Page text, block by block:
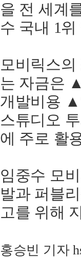
을 전 세계
수 국내 1
모비릭스의
는 자금은
개발비용 ▲
스튜디오
에 주로 활
임중수 모
발과 퍼블
고를 위해
홍승빈 기자